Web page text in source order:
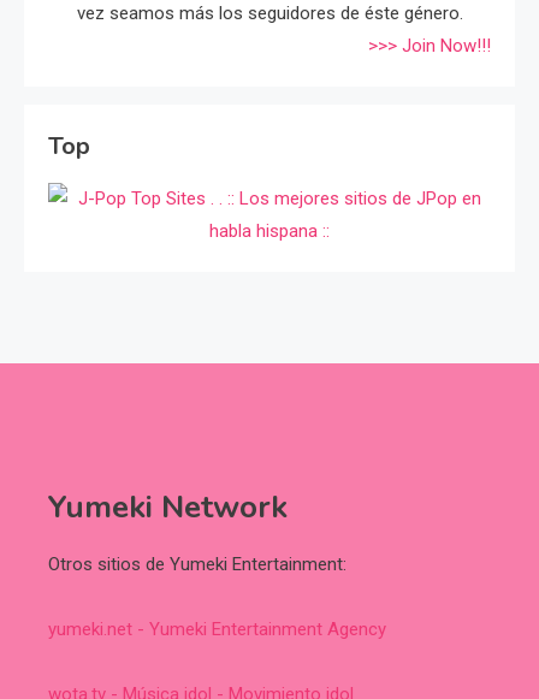
vez seamos más los seguidores de éste género.
>>> Join Now!!!
Top
Yumeki Network
Otros sitios de Yumeki Entertainment:
yumeki.net - Yumeki Entertainment Agency
wota.tv - Música idol - Movimiento idol